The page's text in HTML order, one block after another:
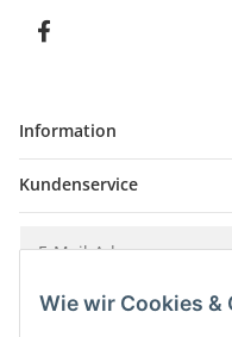
Information
Kundenservice
Bitte senden Sie mir
Wie wir Cookies &